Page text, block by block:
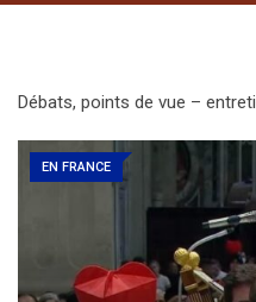
Débats, points de vue –
EN FRANCE